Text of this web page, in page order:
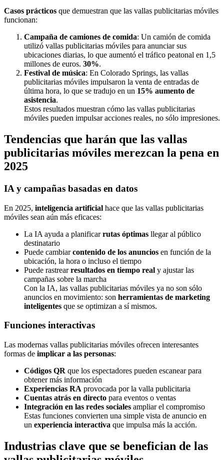
Casos prácticos que demuestran que las vallas publicitarias móviles
funcionan:
Campaña de camiones de comida: Un camión de comida
utilizó vallas publicitarias móviles para anunciar sus
ubicaciones diarias, lo que aumentó el tráfico peatonal en 1,5
millones de euros. 30%.
Festival de música: En Colorado Springs, las vallas
publicitarias móviles impulsaron la venta de entradas de
última hora, lo que se tradujo en un 15% aumento de
asistencia.
Estos resultados muestran cómo las vallas publicitarias
móviles pueden impulsar acciones reales, no sólo impresiones.
Tendencias que harán que las vallas
publicitarias móviles merezcan la pena en
2025
IA y campañas basadas en datos
En 2025, inteligencia artificial hace que las vallas publicitarias
móviles sean aún más eficaces:
La IA ayuda a planificarrutas óptimas llegar al público
destinatario
Puede cambiarcontenido de los anuncios en función de la
ubicación, la hora o incluso el tiempo
Puede rastrearresultados en tiempo real y ajustar las
campañas sobre la marcha
Con la IA, las vallas publicitarias móviles ya no son sólo
anuncios en movimiento: son herramientas de marketing
inteligentes que se optimizan a sí mismos.
Funciones interactivas
Las modernas vallas publicitarias móviles ofrecen interesantes
formas de implicar a las personas:
Códigos QR que los espectadores pueden escanear para
obtener más información
Experiencias RA provocada por la valla publicitaria
Cuentas atrás en directo para eventos o ventas
Integración en las redes sociales ampliar el compromiso
Estas funciones convierten una simple vista de anuncio en
un experiencia interactiva que impulsa más la acción.
Industrias clave que se benefician de las